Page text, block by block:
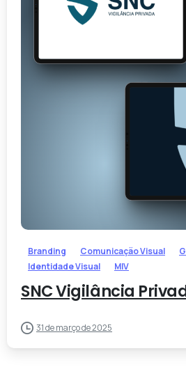
Branding Comunicação Visual
Identidade Visual
MIV
SNC Vigilância
31 de março de 2025